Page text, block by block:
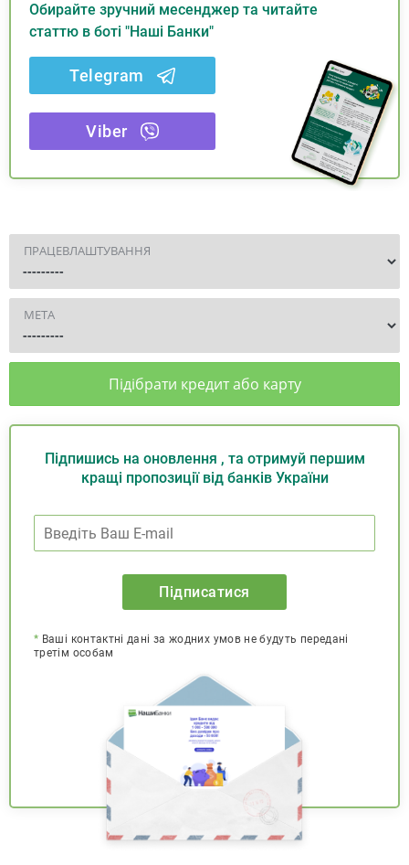
Обирайте зручний месенджер та читайте
статтю в боті "Наші Банки"
Telegram
Viber
ПРАЦЕВЛАШТУВАННЯ
МЕТА
Підібрати кредит або карту
Підпишись на оновлення , та отримуй першим
кращі пропозиції від банків України
Підписатися
* Ваші контактні дані за жодних умов не будуть передані
третім особам